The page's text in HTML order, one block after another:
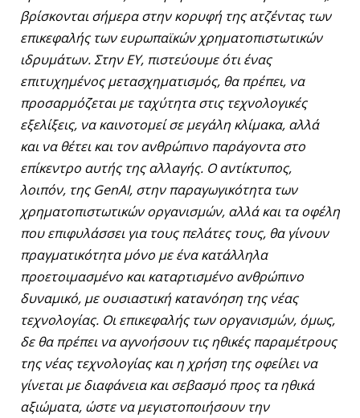
βρίσκονται σήμερα στην κορυφή της ατζέντας των
επικεφαλής των ευρωπαϊκών χρηματοπιστωτικών
ιδρυμάτων. ΣτηνEY, πιστεύουμε ότι ένας
επιτυχημένος μετασχηματισμός, θα πρέπει, να
προσαρμόζεται με ταχύτητα στις τεχνολογικές
εξελίξεις, να καινοτομεί σε μεγάλη κλίμακα, αλλά
και να θέτει και τον ανθρώπινο παράγοντα στο
επίκεντρο αυτής της αλλαγής. Ο αντίκτυπος,
λοιπόν, τηςGenAI, στην παραγωγικότητα των
χρηματοπιστωτικών οργανισμών, αλλά και τα οφέλη
που επιφυλάσσει για τους πελάτες τους, θα γίνουν
πραγματικότητα μόνο με ένα κατάλληλα
προετοιμασμένο και καταρτισμένο ανθρώπινο
δυναμικό, με ουσιαστική κατανόηση της νέας
τεχνολογίας. Οι επικεφαλής των οργανισμών, όμως,
δε θα πρέπει να αγνοήσουν τις ηθικές παραμέτρους
της νέας τεχνολογίας και η χρήση της οφείλει να
γίνεται με διαφάνεια και σεβασμό προς τα ηθικά
αξιώματα, ώστε να μεγιστοποιήσουν την